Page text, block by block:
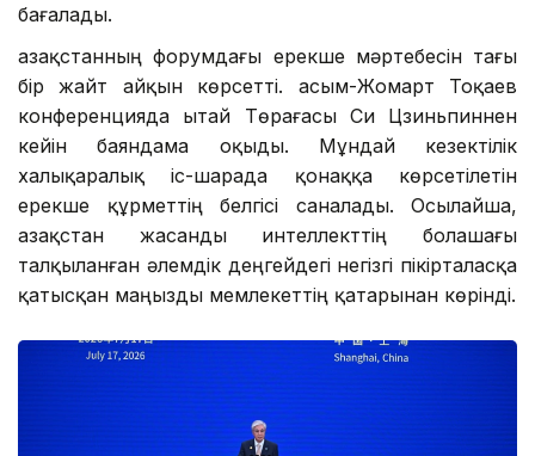
бағалады.
Қазақстанның форумдағы ерекше мәртебесін тағы
бір жайт айқын көрсетті. Қасым-Жомарт Тоқаев
конференцияда Қытай Төрағасы Си Цзиньпиннен
кейін баяндама оқыды. Мұндай кезектілік
халықаралық іс-шарада қонаққа көрсетілетін
ерекше құрметтің белгісі саналады. Осылайша,
Қазақстан жасанды интеллекттің болашағы
талқыланған әлемдік деңгейдегі негізгі пікірталасқа
қатысқан маңызды мемлекеттің қатарынан көрінді.